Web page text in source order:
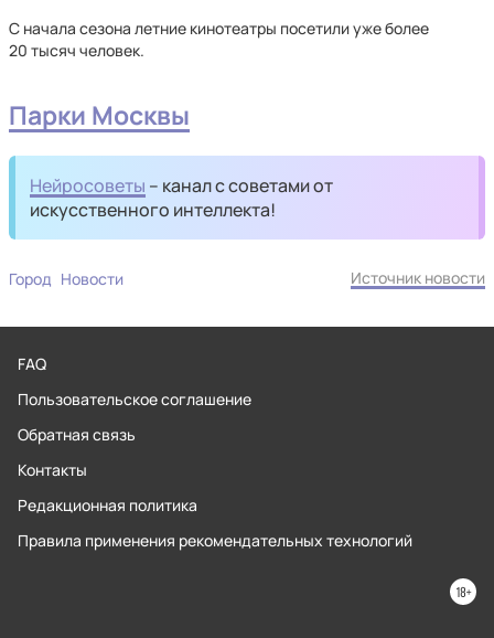
С начала сезона летние кинотеатры посетили уже более
20 тысяч человек.
Парки Москвы
Нейросоветы – канал с советами от
искусственного интеллекта!
Город Новости Источник новости
FAQ
Пользовательское соглашение
Обратная связь
Контакты
Редакционная политика
Правила применения рекомендательных технологий